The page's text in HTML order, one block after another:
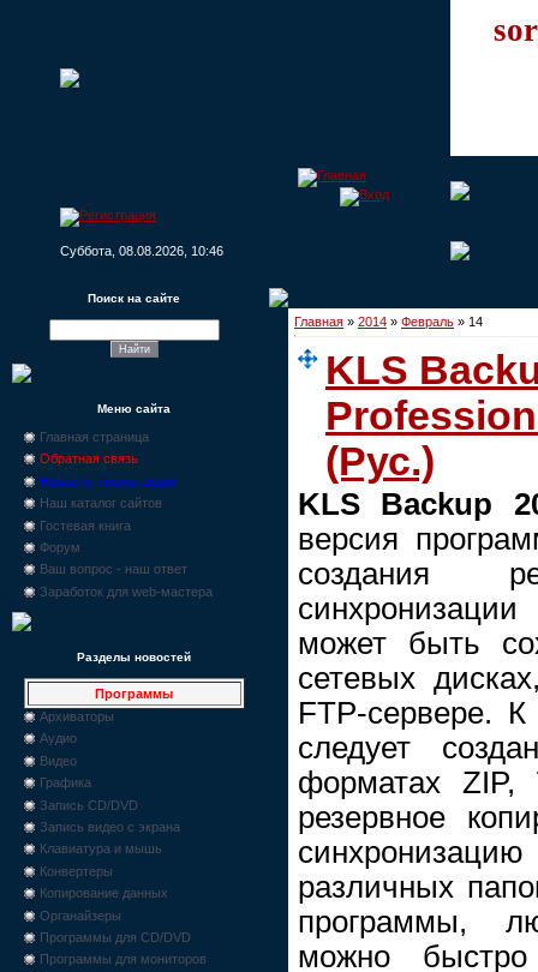
Суббота, 08.08.2026, 10:46
Поиск на сайте
Меню сайта
Главная страница
Обратная связь
Новости, промо-акции
Наш каталог сайтов
Гостевая книга
Форум
Ваш вопрос - наш ответ
Заработок для web-мастера
Разделы новостей
Программы
Архиваторы
Аудио
Видео
Графика
Запись CD/DVD
Запись видео с экрана
Клавиатура и мышь
Конвертеры
Копирование данных
Органайзеры
Программы для CD/DVD
Программы для мониторов
Главная » 2014 » Февраль » 14
KLS
(Рус.)
KLS Backup
версия
создания
может быть
сетевых
FTP-сервере.
следует
форматах
резервное
различных
программы,
можно